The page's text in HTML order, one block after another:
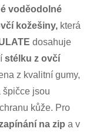
voděodolné
kožešiny, která
dosahuje
stélku z ovčí
z kvalitní gumy,
špičce jsou
kůže. Pro
na zip a v